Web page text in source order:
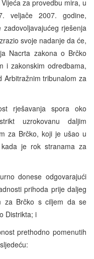
za provedbu mira, u
veljače 2007. godine,
rješenja
svoje nadanje da će,
Nacrta zakona o Brčko
i zakonskim odredbama,
tribunalom za
rješavanja spora oko
uzrokovanu daljim
za Brčko, koji je ušao u
je rok stranama za
donese odgovarajući
prihoda prije daljeg
za Brčko s ciljem da se
Distrikta; i
prethodno pomenutih